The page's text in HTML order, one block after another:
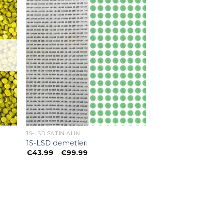
1S-LSD SATIN ALIN
1S-LSD demetleri
€43.99 – €99.99Preisspanne: